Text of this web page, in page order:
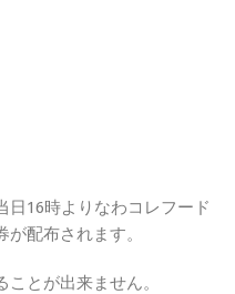
日16時よりなわコレフード
配布されます。
とが出来ません。